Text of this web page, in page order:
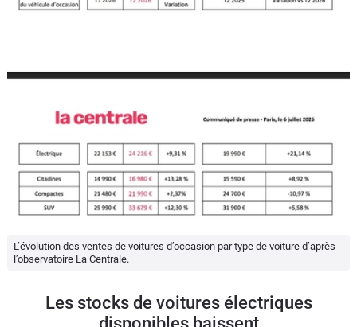
L’évolution des ventes de voitures d’occasion par type de voiture d’après
l’observatoire La Centrale.
Les stocks de voitures électriques